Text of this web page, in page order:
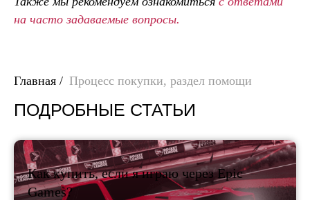
на часто задаваемые вопросы.
Главная / Процесс покупки, раздел помощи
ПОДРОБНЫЕ СТАТЬИ
Как купить, если я играю через Epic
Games?